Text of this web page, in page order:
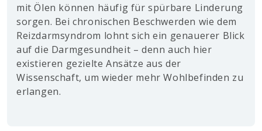
mit Ölen können häufig für spürbare Linderung
sorgen. Bei chronischen Beschwerden wie dem
Reizdarmsyndrom lohnt sich ein genauerer Blick
auf die Darmgesundheit – denn auch hier
existieren gezielte Ansätze aus der
Wissenschaft, um wieder mehr Wohlbefinden zu
erlangen.